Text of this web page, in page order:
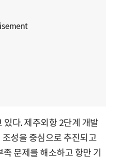
다. 제주외항 2단계 개발
성을 중심으로 추진되고
문제를 해소하고 항만 기